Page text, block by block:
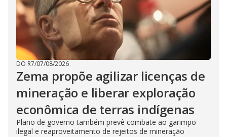
DO R7/07/08/2026
Zema propõe agilizar licenças de
mineração e liberar exploração
econômica de terras indígenas
Plano de governo também prevê combate ao garimpo
ilegal e reaproveitamento de rejeitos de mineração